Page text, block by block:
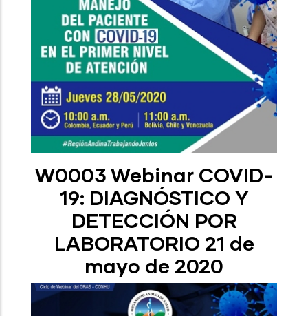
W0003 Webinar COVID-
19: DIAGNÓSTICO Y
DETECCIÓN POR
LABORATORIO 21 de
mayo de 2020